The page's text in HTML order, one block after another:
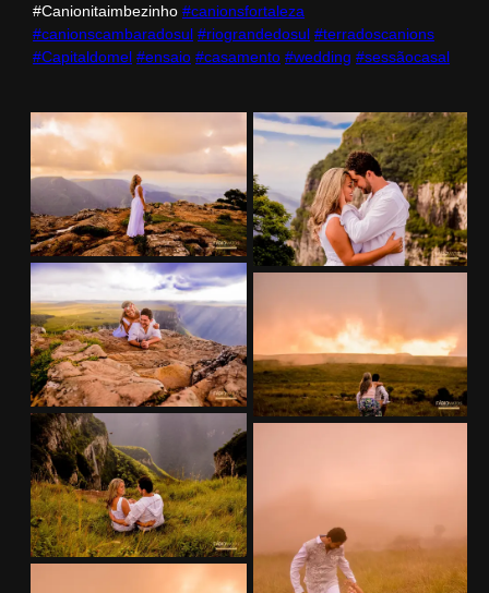
#Canionitaimbezinho #canionsfortaleza
#canionscambaradosul #riograndedosul #terradoscanions
#Capitaldomel #ensaio #casamento #wedding #sessãocasal